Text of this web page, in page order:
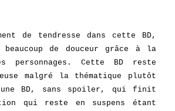
de tendresse dans cette BD,
beaucoup de douceur grâce à la
personnages. Cette BD reste
malgré la thématique plutôt
BD, sans spoiler, qui finit
qui reste en suspens étant